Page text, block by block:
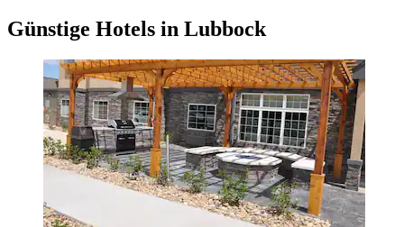
Günstige Hotels in Lubbock